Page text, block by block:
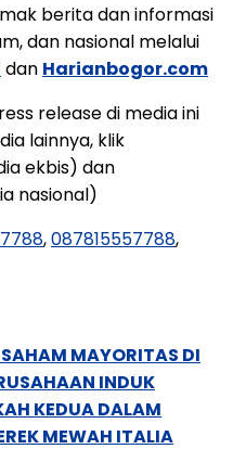
berita dan informasi
dan nasional melalui
dan Harianbogor.com
release di media ini
lainnya, klik
ekbis) dan
nasional)
,087815557788,
MAYORITAS DI
INDUK
KEDUA DALAM
MEWAH ITALIA